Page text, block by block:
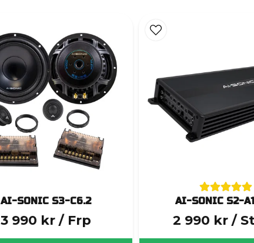
AI-SONIC S3-C6.2
3 990 kr / Frp
AI-SONIC S2-
2 990 kr /